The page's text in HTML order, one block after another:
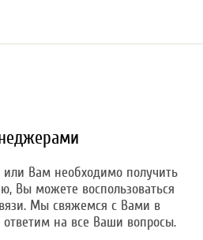
или Вам необходимо получить
Вы можете воспользоваться
Мы свяжемся с Вами в
на все Ваши вопросы.